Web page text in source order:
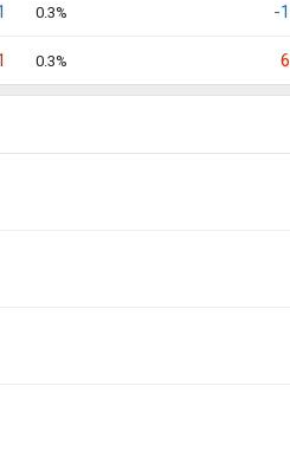
0.3% -1
0.3% 6